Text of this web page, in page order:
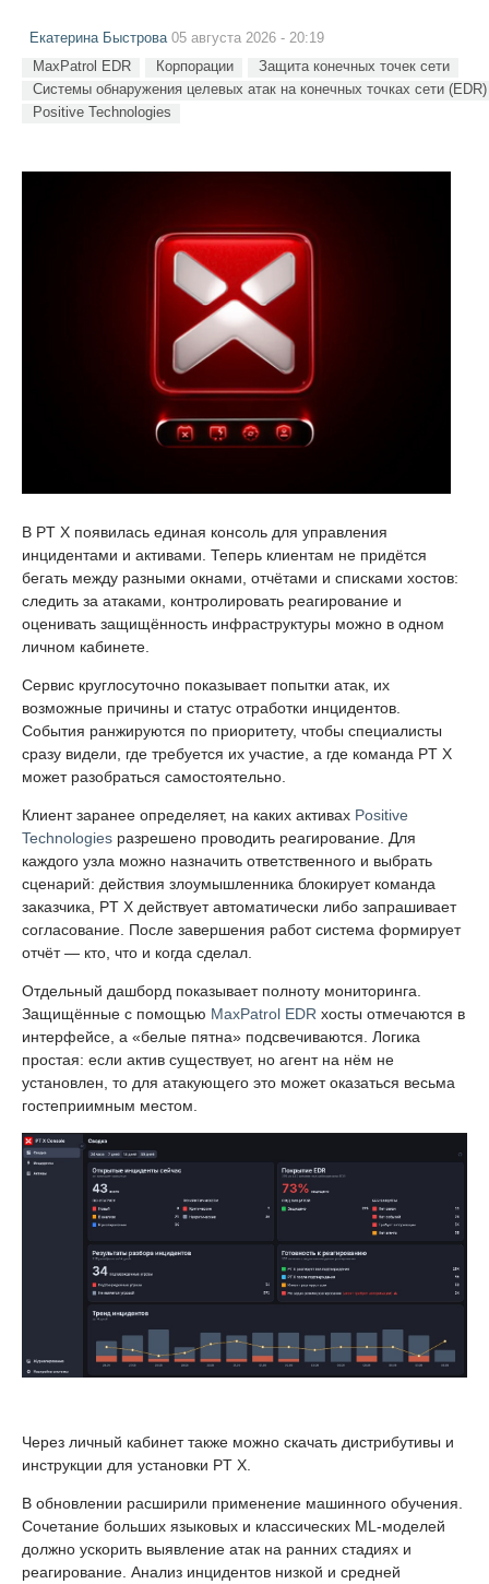
Екатерина Быстрова05 августа 2026 - 20:19
MaxPatrol EDR Корпорации
Защита конечных точек сети
Системы обнаружения целевых атак на конечных точках сети (EDR)
Positive Technologies
В PT X появилась единая консоль для управления
инцидентами и активами. Теперь клиентам не придётся
бегать между разными окнами, отчётами и списками хостов:
следить за атаками, контролировать реагирование и
оценивать защищённость инфраструктуры можно в одном
личном кабинете.
Сервис круглосуточно показывает попытки атак, их
возможные причины и статус отработки инцидентов.
События ранжируются по приоритету, чтобы специалисты
сразу видели, где требуется их участие, а где команда PT X
может разобраться самостоятельно.
Клиент заранее определяет, на каких активах Positive
Technologies разрешено проводить реагирование. Для
каждого узла можно назначить ответственного и выбрать
сценарий: действия злоумышленника блокирует команда
заказчика, PT X действует автоматически либо запрашивает
согласование. После завершения работ система формирует
отчёт — кто, что и когда сделал.
Отдельный дашборд показывает полноту мониторинга.
Защищённые с помощью MaxPatrol EDR хосты отмечаются в
интерфейсе, а «белые пятна» подсвечиваются. Логика
простая: если актив существует, но агент на нём не
установлен, то для атакующего это может оказаться весьма
гостеприимным местом.
Через личный кабинет также можно скачать дистрибутивы и
инструкции для установки PT X.
В обновлении расширили применение машинного обучения.
Сочетание больших языковых и классических ML-моделей
должно ускорить выявление атак на ранних стадиях и
реагирование. Анализ инцидентов низкой и средней